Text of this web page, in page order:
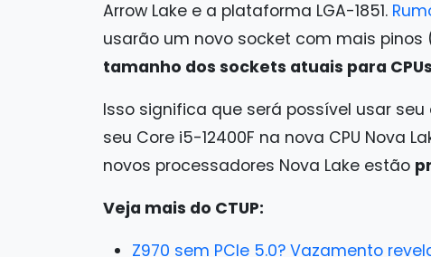
Arrow Lake e a plataforma LGA-1851.
usarão um novo socket com mais pinos
tamanho dos sockets atuais para
Isso significa que será possível usar
seu Core i5-12400F na nova CPU Nova
novos processadores Nova Lake estão
Veja mais do CTUP:
Z970 sem PCIe 5.0? Vazamento